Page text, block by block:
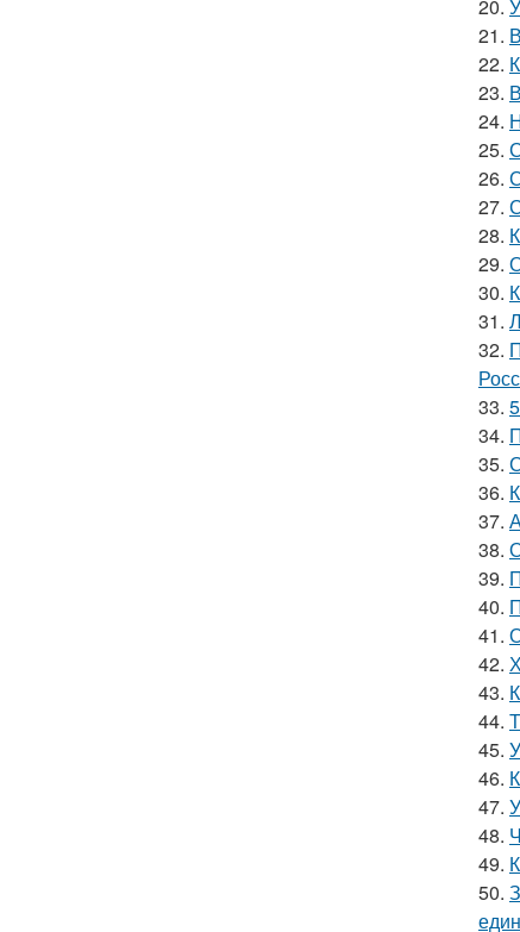
20.
21.
22.
23.
24.
25.
26.
27.
28.
29.
30.
31.
32.
33.
34.
35.
36.
37.
38.
39.
40.
41.
42.
43.
44.
45.
46.
47.
48.
49.
50.